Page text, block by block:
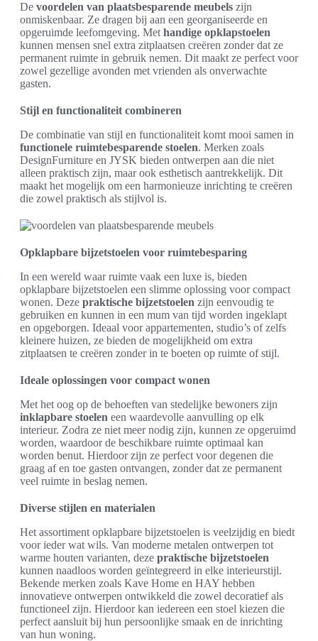
De voordelen van plaatsbesparende meubels zijn
onmiskenbaar. Ze dragen bij aan een georganiseerde en
opgeruimde leefomgeving. Met handige opklapstoelen
kunnen mensen snel extra zitplaatsen creëren zonder dat ze
permanent ruimte in gebruik nemen. Dit maakt ze perfect voor
zowel gezellige avonden met vrienden als onverwachte
gasten.
Stijl en functionaliteit combineren
De combinatie van stijl en functionaliteit komt mooi samen in
functionele ruimtebesparende stoelen. Merken zoals
DesignFurniture en JYSK bieden ontwerpen aan die niet
alleen praktisch zijn, maar ook esthetisch aantrekkelijk. Dit
maakt het mogelijk om een harmonieuze inrichting te creëren
die zowel praktisch als stijlvol is.
Opklapbare bijzetstoelen voor ruimtebesparing
In een wereld waar ruimte vaak een luxe is, bieden
opklapbare bijzetstoelen een slimme oplossing voor compact
wonen. Deze praktische bijzetstoelen zijn eenvoudig te
gebruiken en kunnen in een mum van tijd worden ingeklapt
en opgeborgen. Ideaal voor appartementen, studio’s of zelfs
kleinere huizen, ze bieden de mogelijkheid om extra
zitplaatsen te creëren zonder in te boeten op ruimte of stijl.
Ideale oplossingen voor compact wonen
Met het oog op de behoeften van stedelijke bewoners zijn
inklapbare stoelen een waardevolle aanvulling op elk
interieur. Zodra ze niet meer nodig zijn, kunnen ze opgeruimd
worden, waardoor de beschikbare ruimte optimaal kan
worden benut. Hierdoor zijn ze perfect voor degenen die
graag af en toe gasten ontvangen, zonder dat ze permanent
veel ruimte in beslag nemen.
Diverse stijlen en materialen
Het assortiment opklapbare bijzetstoelen is veelzijdig en biedt
voor ieder wat wils. Van moderne metalen ontwerpen tot
warme houten varianten, deze praktische bijzetstoelen
kunnen naadloos worden geïntegreerd in elke interieurstijl.
Bekende merken zoals Kave Home en HAY hebben
innovatieve ontwerpen ontwikkeld die zowel decoratief als
functioneel zijn. Hierdoor kan iedereen een stoel kiezen die
perfect aansluit bij hun persoonlijke smaak en de inrichting
van hun woning.